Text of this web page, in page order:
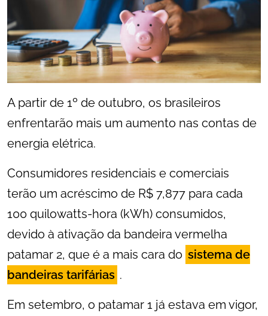
A partir de 1º de outubro, os brasileiros
enfrentarão mais um aumento nas contas de
energia elétrica.
Consumidores residenciais e comerciais
terão um acréscimo de R$ 7,877 para cada
100 quilowatts-hora (kWh) consumidos,
devido à ativação da bandeira vermelha
patamar 2, que é a mais cara do sistema de
bandeiras tarifárias .
Em setembro, o patamar 1 já estava em vigor,